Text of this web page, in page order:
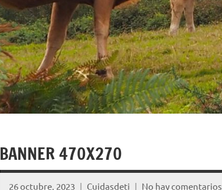
BANNER 470X270
26 octubre, 2023 Cuidasdeti No hay comentarios